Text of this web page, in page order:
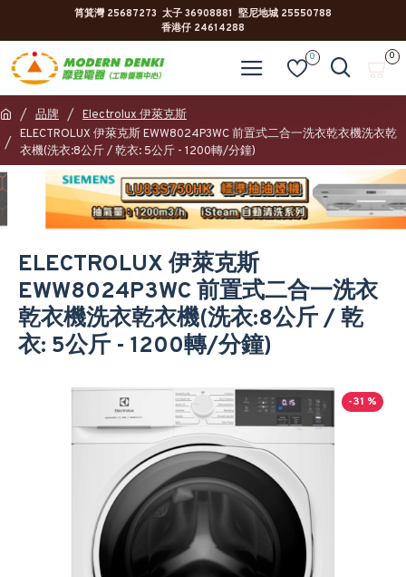
筲箕灣 25687273 太子 36908881 堅尼地城 25550788
香港仔 24614288
0 0
品牌
Electrolux 伊萊克斯
ELECTROLUX 伊萊克斯 EWW8024P3WC 前置式二合一洗衣乾衣機洗衣乾
衣機(洗衣:8公斤 / 乾衣: 5公斤 - 1200轉/分鐘)
ELECTROLUX 伊萊克斯
EWW8024P3WC 前置式二合一洗衣
乾衣機洗衣乾衣機(洗衣:8公斤 / 乾
衣: 5公斤 - 1200轉/分鐘)
-31 %